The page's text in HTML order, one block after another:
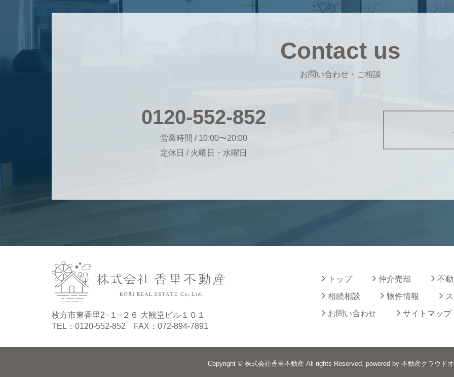
Contact us
お問い合わせ・ご相談
0120-552-852
営業時間 / 10:00〜20:00
定休日 / 火曜日・水曜日
枚方市東香里2−１−２６ 大観堂ビル１０１
TEL：0120-552-852 FAX：072-894-7891
トップ 仲介売却
不
相続相談
物件情報
お問い合わせ
サイトマップ
Copyright © 株式会社香里不動産 All rights Reserved. powered by 不動産クラウド